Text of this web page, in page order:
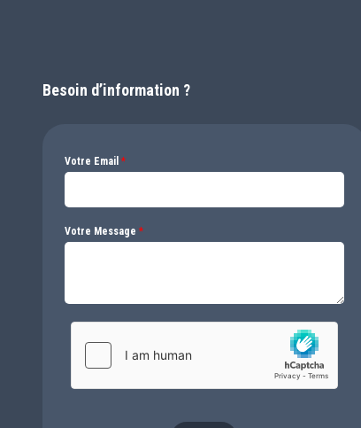
Besoin d’information ?
Votre Email *
Votre Message *